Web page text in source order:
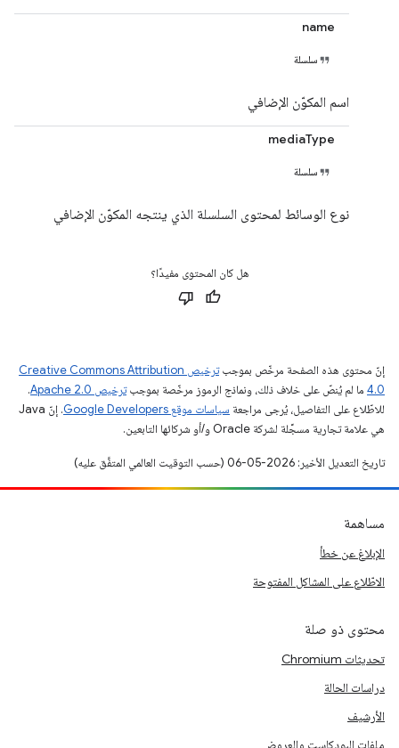
name
سلسلة
اسم المكوّن الإضافي
mediaType
سلسلة
نوع الوسائط لمحتوى السلسلة الذي ينتجه المكوّن الإضافي
هل كان المحتوى مفيدًا؟
إنّ محتوى هذه الصفحة مرخّص بموجب
ترخيص Creative Commons Attribution
4.0‏ ما لم يُنصّ على خلاف ذلك، ونماذج الرموز مرخّصة بموجبترخيص Apache 2.0‏
.
للاطّلاع على التفاصيل، يُرجى مراجعة سياسات موقع Google Developers‏
. إنّ Java
هي علامة تجارية مسجَّلة لشركة Oracle و/أو شركائها التابعين.
تاريخ التعديل الأخير: 2026-05-06 (حسب التوقيت العالمي المتفَّق عليه)
مساهمة
الإبلاغ عن خطأ
الاطّلاع على المشاكل المفتوحة
محتوى ذو صلة
تحديثات Chromium
دراسات الحالة
الأرشيف
ملفات البودكاست والعروض